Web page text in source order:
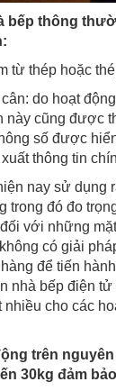
bếp thông
từ thép hoặc
do hoạt
này cũng được
số được
thông tin
nay sử dụng
trong đó đo
với những
có giải
để tiến
nhà bếp điện
nhiều cho các
trên
30kg đảm